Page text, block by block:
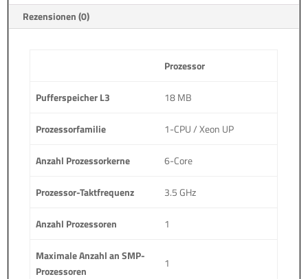
Rezensionen (0)
Prozessor
Pufferspeicher L3 18 MB
Prozessorfamilie 1-CPU / Xeon UP
Anzahl Prozessorkerne 6-Core
Prozessor-Taktfrequenz 3.5 GHz
Anzahl Prozessoren 1
Maximale Anzahl an SMP-
Prozessoren
1